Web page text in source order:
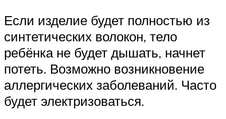
Если изделие будет полностью из
синтетических волокон, тело
ребёнка не будет дышать, начнет
потеть. Возможно возникновение
аллергических заболеваний. Часто
будет электризоваться.